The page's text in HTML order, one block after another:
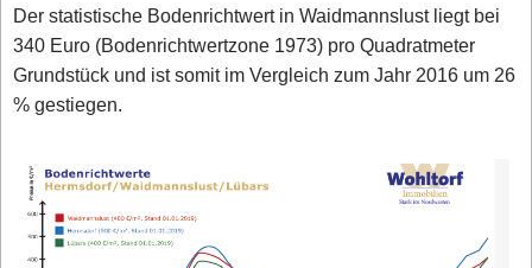
Der statistische Bodenrichtwert in Waidmannslust liegt bei
340 Euro (Bodenrichtwertzone 1973) pro Quadratmeter
Grundstück und ist somit im Vergleich zum Jahr 2016 um 26
% gestiegen.